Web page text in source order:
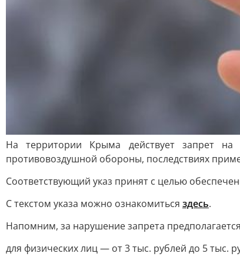
На территории Крыма действует запрет
противовоздушной обороны, последствиях
Соответствующий указ принят с целью
С текстом указа можно ознакомиться здесь.
Напомним, за нарушение запрета
для физических лиц — от 3 тыс. рублей до 5 тыс.